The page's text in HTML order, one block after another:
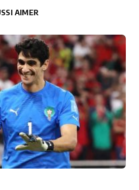
AIMER